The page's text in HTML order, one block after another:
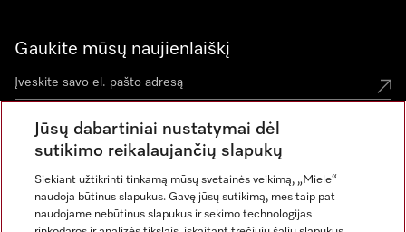
Gaukite mūsų naujienlaiškį
Jūsų dabartiniai nustatymai dėl
sutikimo reikalaujančių slapukų
Siekiant užtikrinti tinkamą mūsų svetainės veikimą, „Miele“
naudoja būtinus slapukus. Gavę jūsų sutikimą, mes taip pat
naudojame nebūtinus slapukus ir sekimo technologijas